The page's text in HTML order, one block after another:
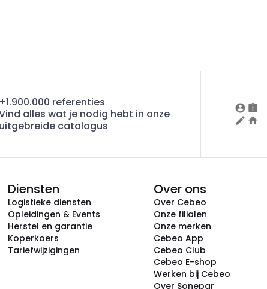
+1.900.000 referenties
alles wat je nodig hebt in onze
uitgebreide catalogus
Diensten
Logistieke diensten
Opleidingen & Events
Herstel en garantie
Koperkoers
Tariefwijzigingen
Over ons
Over Cebeo
Onze filialen
Onze merken
Cebeo App
Cebeo Club
Cebeo E-shop
Werken bij Cebeo
Over Sonepar